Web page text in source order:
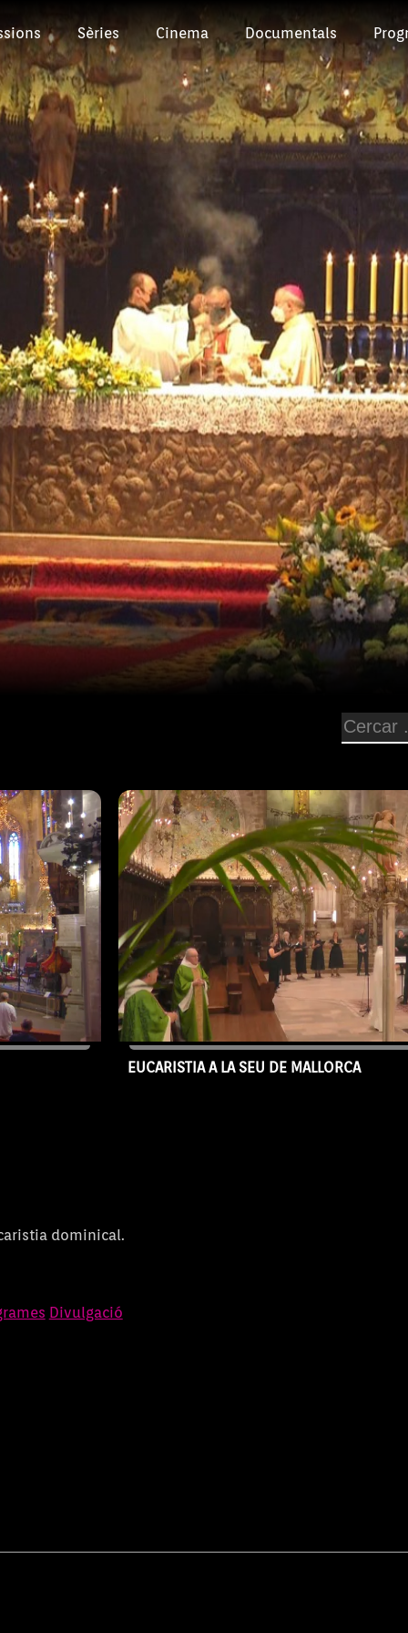
Sèries Cinema Documentals
EUCARISTIA A LA SEU DE MALLORCA
Episodi: SEU-530
55 min
dominical.
Divulgació